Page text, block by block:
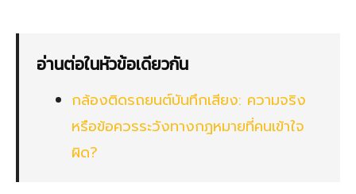
อ่านต่อในหัวข้อเดียวกัน
กล้องติดรถยนต์บันทึกเสียง: ความจริง
หรือข้อควรระวังทางกฎหมายที่คนเข้าใจ
ผิด?